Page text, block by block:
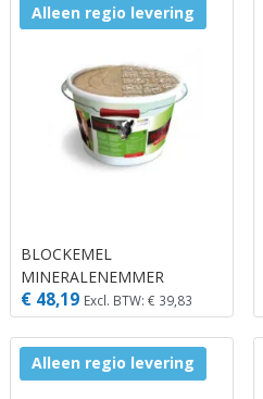
Alleen regio levering
BLOCKEMEL
MINERALENEMMER
PREMIUM/RUNDVEE 25 KG
€ 48,19 Excl. BTW: € 39,83
Alleen regio levering